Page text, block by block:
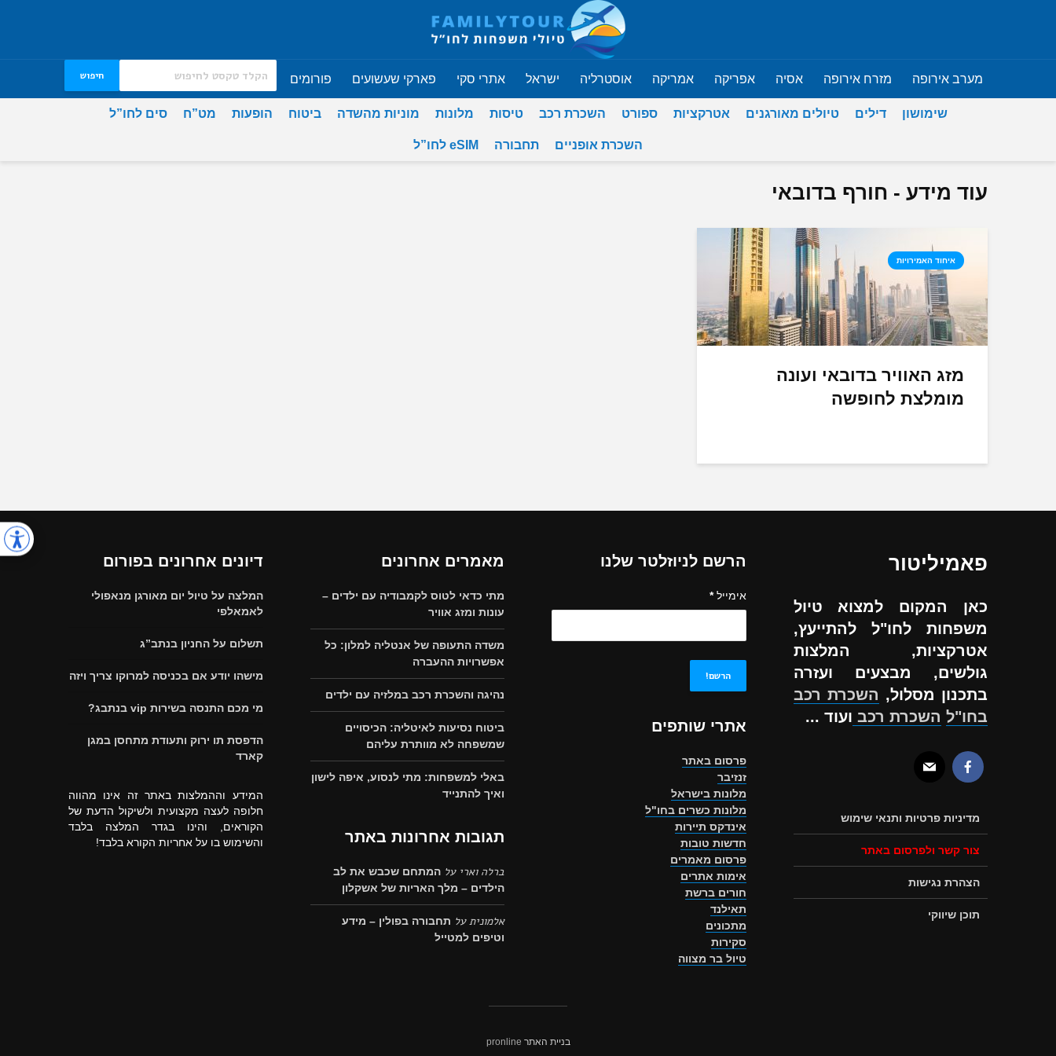
מערב אירופה מזרח אירופה אסיה אפריקה אמריקה אוסטרליה ישראל אתרי סקי פארקי שעשועים פורומים חיפוש
שימושון דילים טיולים מאורגנים אטרקציות ספורט השכרת רכב טיסות מלונות מוניות מהשדה ביטוח הופעות מט”ח סים לחו”ל
השכרת אופניים תחבורה eSIM לחו”ל
עוד מידע - חורף בדובאי
איחוד האמירויות
מזג האוויר בדובאי ועונה
מומלצת לחופשה
פאמיליטור
כאן המקום למצוא טיול
משפחות לחו"ל להתייעץ,
אטרקציות, המלצות
גולשים, מבצעים ועזרה
בתכנון מסלול, השכרת רכב
בחו"ל השכרת רכב ועוד ...
מדיניות פרטיות ותנאי שימוש
צור קשר ולפרסום באתר
הצהרת נגישות
תוכן שיווקי
הרשם לניוזלטר שלנו
אימייל*
אתרי שותפים
פרסום באתר
זנזיבר
מלונות בישראל
מלונות כשרים בחו"ל
אינדקס תיירות
חדשות טובות
פרסום מאמרים
אימות אתרים
חורים ברשת
תאילנד
מתכונים
סקירות
טיול בר מצווה
מאמרים אחרונים
מתי כדאי לטוס לקמבודיה עם ילדים –
עונות ומזג אוויר
משדה התעופה של אנטליה למלון: כל
אפשרויות ההעברה
נהיגה והשכרת רכב במלזיה עם ילדים
ביטוח נסיעות לאיטליה: הכיסויים
שמשפחה לא מוותרת עליהם
באלי למשפחות: מתי לנסוע, איפה לישון
ואיך להתנייד
תגובות אחרונות באתר
ברלה וארי על המתחם שכבש את לב
הילדים – מלך האריות של אשקלון
אלמוניתעל תחבורה בפולין – מידע
וטיפים למטייל
דיונים אחרונים בפורום
המלצה על טיול יום מאורגן מנאפולי
לאמאלפי
תשלום על החניון בנתב”ג
מישהו יודע אם בכניסה למרוקו צריך ויזה
מי מכם התנסה בשירות vip בנתבג?
הדפסת תו ירוק ותעודת מתחסן במגן
קארד
המידע וההמלצות באתר זה אינו מהווה
חלופה לעצה מקצועית ולשיקול הדעת של
הקוראים, והינו בגדר המלצה בלבד
והשימוש בו על אחריות הקורא בלבד!
בניית האתר pronline